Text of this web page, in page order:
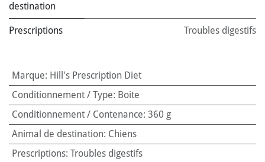
destination
Prescriptions Troubles digestifs
Marque: Hill's Prescription Diet
Conditionnement / Type: Boite
Conditionnement / Contenance: 360 g
Animal de destination: Chiens
Prescriptions: Troubles digestifs